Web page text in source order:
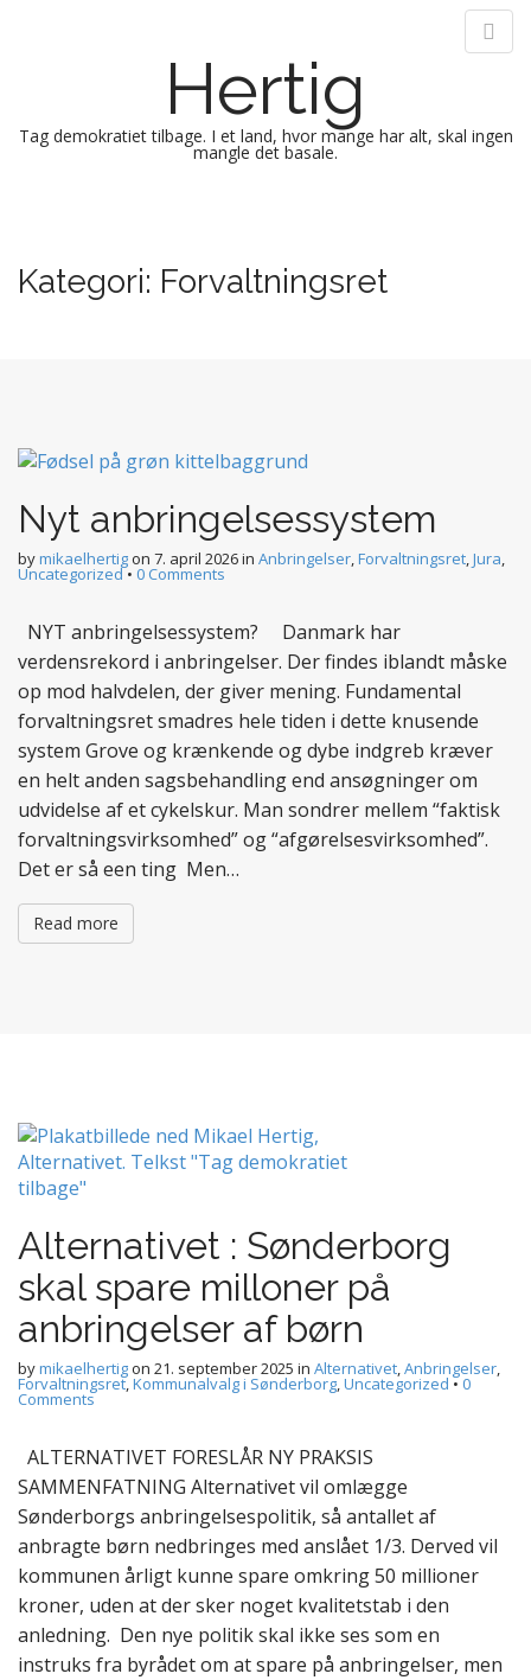
Hertig
Tag demokratiet tilbage. I et land, hvor mange har alt, skal ingen
mangle det basale.
i
n
p
e
t
Kategori: Forvaltningsret
Nyt anbringelsessystem
bymikaelhertigon 7. april 2026in Anbringelser,Forvaltningsret,Jura,
Uncategorized• 0 Comments
NYT anbringelsessystem? Danmark har
verdensrekord i anbringelser. Der findes iblandt måske
op mod halvdelen, der giver mening. Fundamental
forvaltningsret smadres hele tiden i dette knusende
system Grove og krænkende og dybe indgreb kræver
en helt anden sagsbehandling end ansøgninger om
udvidelse af et cykelskur. Man sondrer mellem “faktisk
forvaltningsvirksomhed” og “afgørelsesvirksomhed”.
Det er så een ting Men…
Read more
Alternativet : Sønderborg
skal spare milloner på
anbringelser af børn
bymikaelhertigon 21. september 2025 in Alternativet,Anbringelser,
Forvaltningsret,Kommunalvalg i Sønderborg,Uncategorized •0
Comments
ALTERNATIVET FORESLÅR NY PRAKSIS
SAMMENFATNING Alternativet vil omlægge
Sønderborgs anbringelsespolitik, så antallet af
anbragte børn nedbringes med anslået 1/3. Derved vil
kommunen årligt kunne spare omkring 50 millioner
kroner, uden at der sker noget kvalitetstab i den
anledning. Den nye politik skal ikke ses som en
instruks fra byrådet om at spare på anbringelser, men